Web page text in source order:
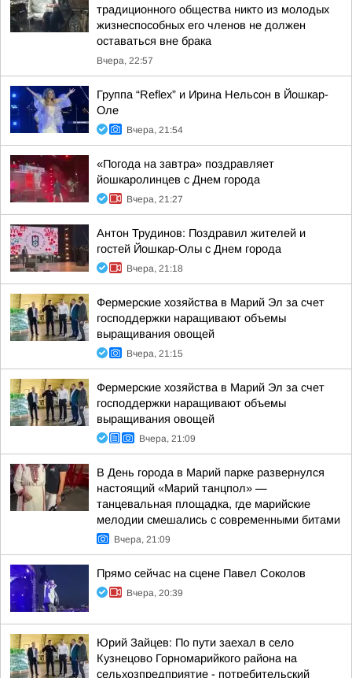
традиционного общества никто из молодых
жизнеспособных его членов не должен
оставаться вне брака
Вчера, 22:57
Группа “Reflex” и Ирина Нельсон в Йошкар-
Оле
Вчера, 21:54
«Погода на завтра» поздравляет
йошкаролинцев с Днем города
Вчера, 21:27
Антон Трудинов: Поздравил жителей и
гостей Йошкар-Олы с Днем города
Вчера, 21:18
Фермерские хозяйства в Марий Эл за счет
господдержки наращивают объемы
выращивания овощей
Вчера, 21:15
Фермерские хозяйства в Марий Эл за счет
господдержки наращивают объемы
выращивания овощей
Вчера, 21:09
В День города в Марий парке развернулся
настоящий «Марий танцпол» —
танцевальная площадка, где марийские
мелодии смешались с современными битами
Вчера, 21:09
Прямо сейчас на сцене Павел Соколов
Вчера, 20:39
Юрий Зайцев: По пути заехал в село
Кузнецово Горномарийкого района на
сельхозпредприятие - потребительский